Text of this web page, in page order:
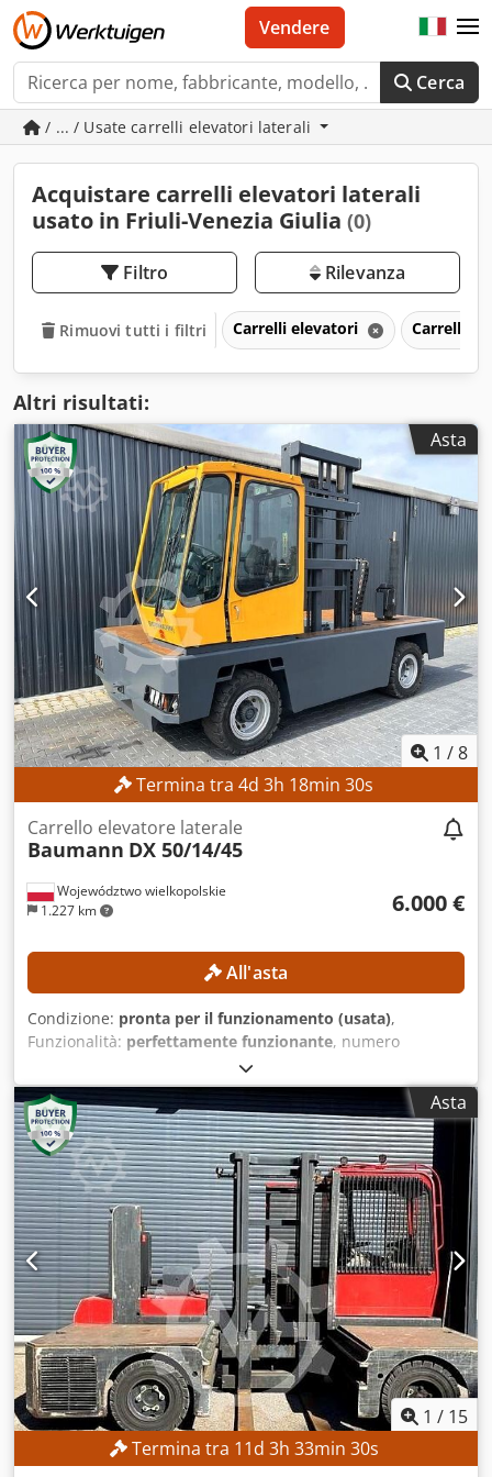
Cerca
Vendere
/ ... / Usate carrelli elevatori laterali
Acquistare carrelli elevatori laterali
usato in Friuli-Venezia Giulia (0)
Filtro Rilevanza
Rimuovi tutti i filtri Carrelli elevatori Carrelli
Altri risultati:
Asta
1 /8
Termina tra 4d 3h 18min 27s
Województwo wielkopolskie
1.227 km
Carrello elevatore laterale
Baumann DX 50/14/45
6.000 €
All'asta
Condizione: pronta per il funzionamento (usata),
Funzionalità: perfettamente funzionante, numero
, Anno di produzione:
funzionamento:16.291 h, portata:5.000 kg, altezza di
sollevamento:4.530 mm, tipo di carburante: diesel
, tipo di
montante:Simplex, altezza di costruzione:3.100 mm,
Nessun prezzo di partenza – vendita garantita al prezzo
più alto! CARATTERISTICHE TECNICHE Capacità di carico:
5.000 kg Altezza di sollevamento: 4.530 mm DETTAGLI
SULLA MACCHINA Tipo di carburante: Diesel Dodpfx
Aszrgaxol Teck Tipo di albero: Simplex Classe ISO: 3 (2.500–
4.999 kg) Altezza complessiva: 3.100 mm ACCESSORI
Cabina completa Riferimento esterno: SLO036
Asta
1 / 15
Termina tra 11d 3h 33min 27s